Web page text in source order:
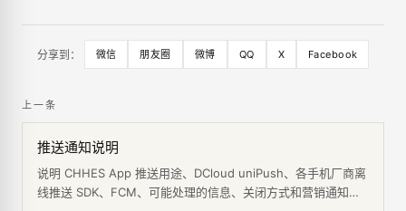
分享到： 微信 朋友圈 微博 QQ X Facebook
上一条
推送通知说明
说明 CHHES App 推送用途、DCloud uniPush、各手机厂商离
线推送 SDK、FCM、可能处理的信息、关闭方式和营销通知规